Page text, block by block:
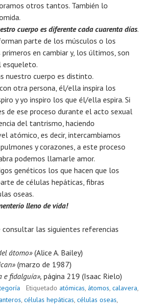
otros tantos. También lo
cuerpo es diferente cada cuarenta días.
parte de los músculos o los
en cambiar y, los últimos, son
esqueleto.
nuestro cuerpo es distinto.
otra persona, él/ella inspira los
y yo inspiro los que él/ella espira. Si
de ese proceso durante el acto sexual
del tantrismo, haciendo
atómico, es decir, intercambiamos
y corazones, a este proceso
podemos llamarle amor.
genéticos los que hacen que los
de células hepáticas, fibras
oseas.
lleno de vida!
consultar las siguientes referencias
átomo» (Alice A. Bailey)
(marzo de 1987)
e fidalguía», página 219 (Isaac Rielo)
Etiquetado atómicas átomos calavera
células hepáticas células oseas